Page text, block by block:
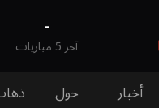
-
آخر 5 مباريات
أخبار حول